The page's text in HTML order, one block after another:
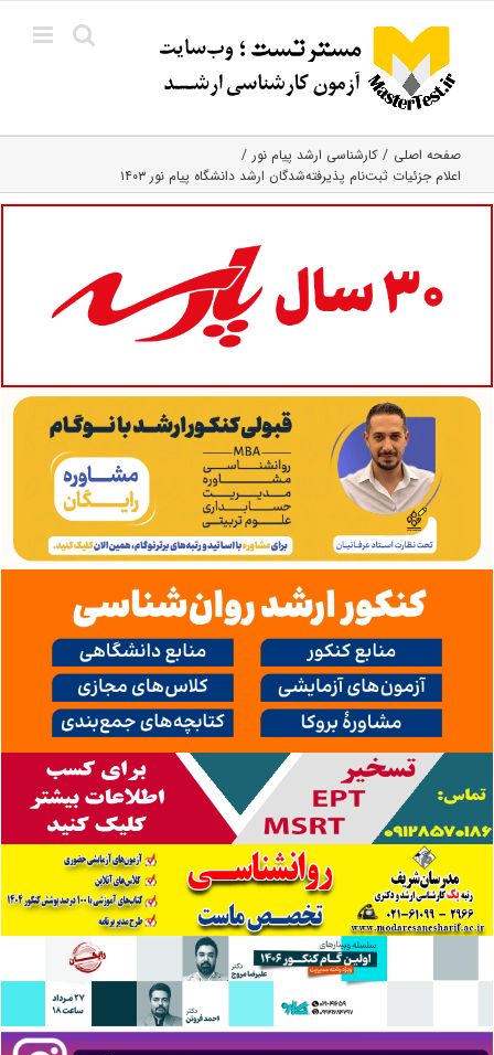
content
صفحه اصلی
کارشناسی ارشد پیام نور
اعلام جزئیات ثبت‌نام پذیرفته‌شدگان ارشد دانشگاه پیام نور ۱۴۰۳